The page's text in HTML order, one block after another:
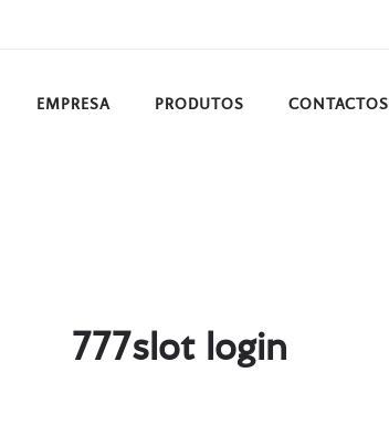
EMPRESA PRODUTOS CONTACTOS
777slot login